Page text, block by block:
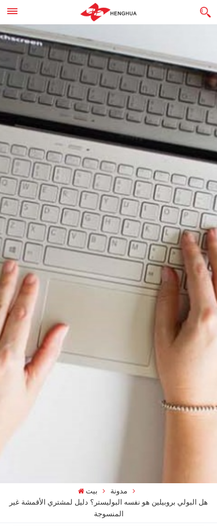
بيت
مدونة
هل البولي بروبيلين هو نفسه البوليستر؟ دليل لمشتري الأقمشة غير
المنسوجة